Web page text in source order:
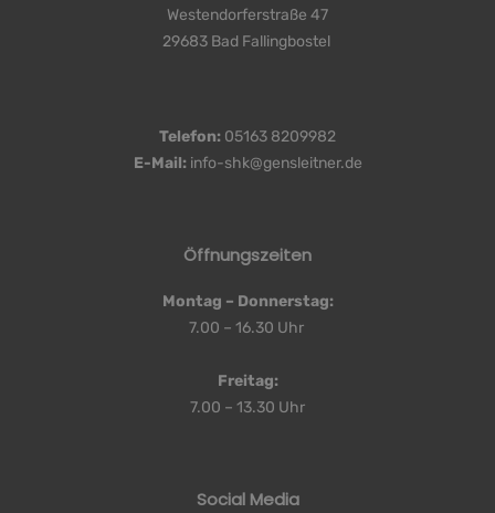
Westendorferstraße 47
29683 Bad Fallingbostel
Telefon: 05163 8209982
E-Mail: info-shk@gensleitner.de
Öffnungszeiten
Montag – Donnerstag:
7.00 – 16.30 Uhr
Freitag:
7.00 – 13.30 Uhr
Social Media